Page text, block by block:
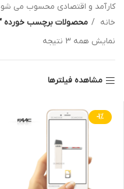
کارآمد و اقتصادی محسوب می
خانه
محصولات برچسب خورده
نمایش همه 3 نتیجه
مشاهده فیلترها
-1%